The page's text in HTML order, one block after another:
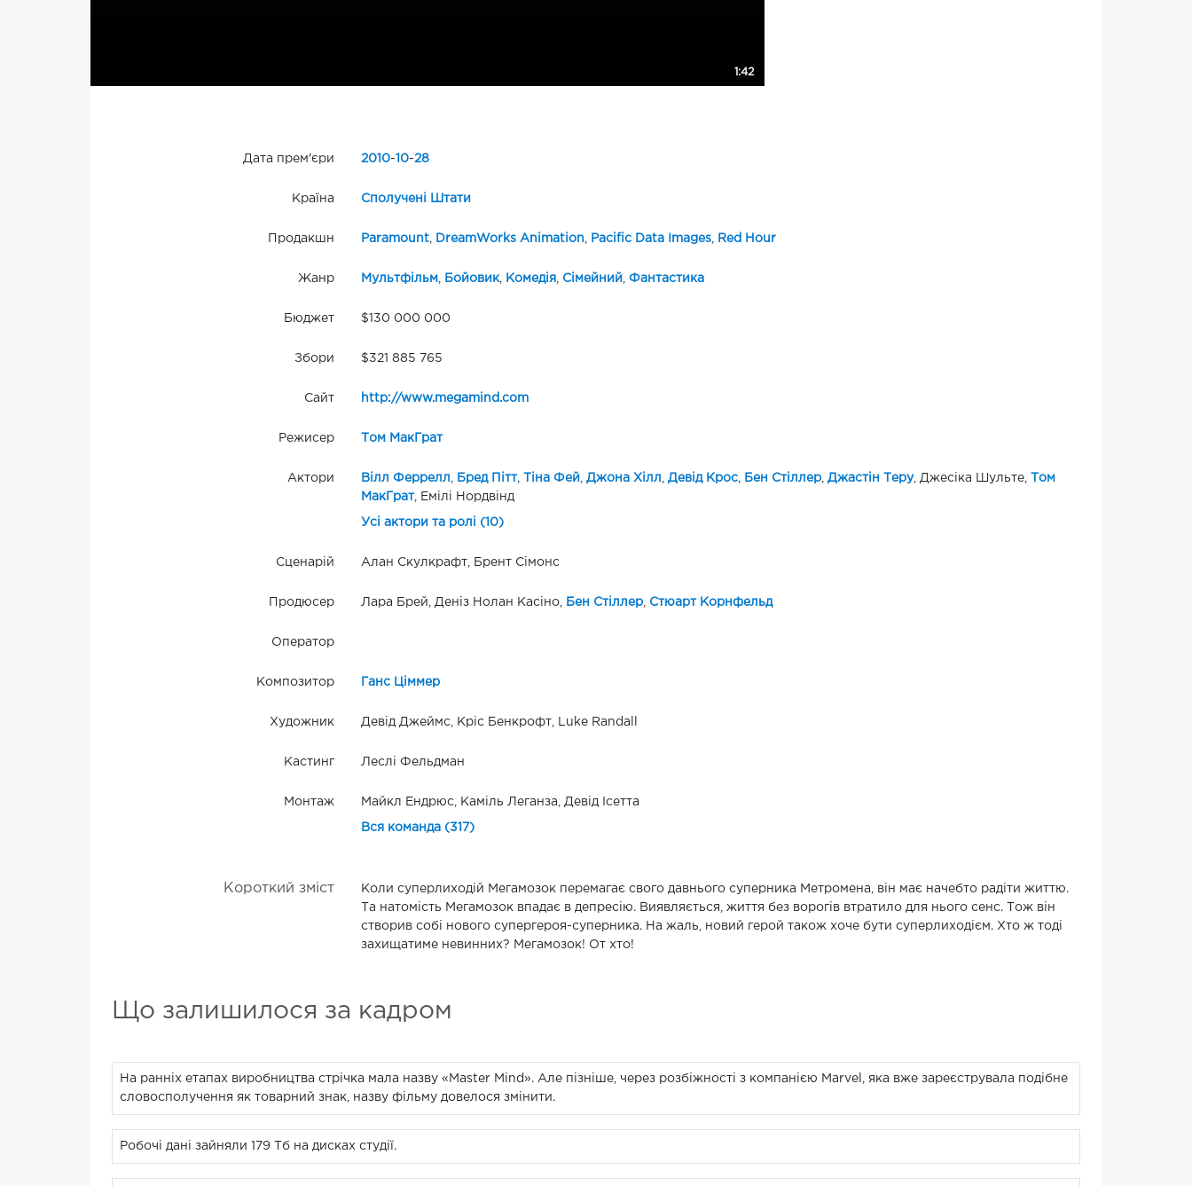
1:42
Дата прем'єри 2010-10-28
Країна Сполучені Штати
Продакшн Paramount, DreamWorks Animation Pacific Data Images, Red Hour
Жанр Мультфільм, Бойовик, Комедія, Сімейний Фантастика
Бюджет $130 000 000
Збори $321 885 765
Сайт http://www.megamind.com
Режисер Том МакГрат
Актори Вілл Феррелл Бред Пітт, Тіна Фей Джона Хілл Девід Крос, Бен Стіллер, Джастін Теру, Джесіка Шульте,
Том
МакГрат, Емілі Нордвінд
Усі актори та ролі (10)
Сценарій Алан Скулкрафт, Брент Сімонс
Продюсер Лара Брей, Деніз Нолан Касіно, Бен Стіллер, Стюарт Корнфельд
Оператор
Композитор Ганс Ціммер
Художник Девід Джеймс, Кріс Бенкрофт, Luke Randall
Кастинг Леслі Фельдман
Монтаж Майкл Ендрюс, Каміль Леганза, Девід Ісетта
Вся команда (317)
Короткий зміст
Коли суперлиходій Мегамозок перемагає свого давнього суперника Метромена, він має начебто радіти життю.
Та натомість Мегамозок впадає в депресію. Виявляється, життя без ворогів втратило для нього сенс. Тож він
створив собі нового супергероя-суперника. На жаль, новий герой також хоче бути суперлиходієм. Хто ж тоді
захищатиме невинних? Мегамозок! От хто!
Що залишилося за кадром
На ранніх етапах виробництва стрічка мала назву «Master Mind». Але пізніше, через розбіжності з компанією Marvel, яка вже зареєструвала подібне
словосполучення як товарний знак, назву фільму довелося змінити.
Робочі дані зайняли 179 Тб на дисках студії.